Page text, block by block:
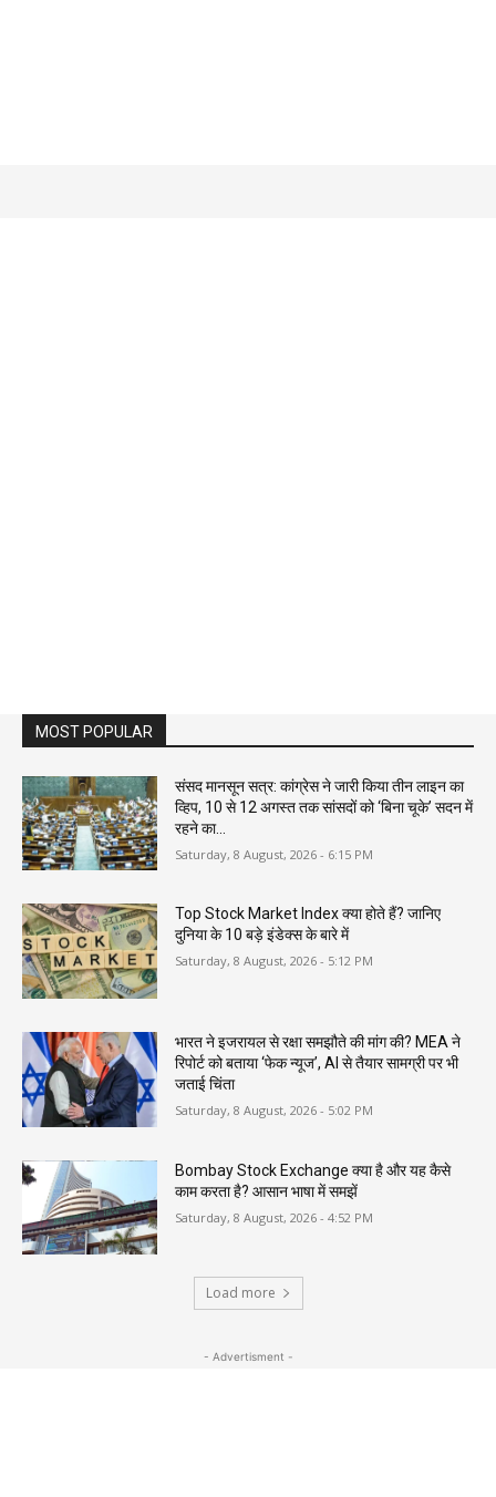
MOST POPULAR
संसद मानसून सत्र: कांग्रेस ने जारी किया तीन लाइन का
व्हिप, 10 से 12 अगस्त तक सांसदों को ‘बिना चूके’ सदन में
रहने का...
Saturday, 8 August, 2026 - 6:15 PM
Top Stock Market Index क्या होते हैं? जानिए
दुनिया के 10 बड़े इंडेक्स के बारे में
Saturday, 8 August, 2026 - 5:12 PM
भारत ने इजरायल से रक्षा समझौते की मांग की? MEA ने
रिपोर्ट को बताया ‘फेक न्यूज’, AI से तैयार सामग्री पर भी
जताई चिंता
Saturday, 8 August, 2026 - 5:02 PM
Bombay Stock Exchange क्या है और यह कैसे
काम करता है? आसान भाषा में समझें
Saturday, 8 August, 2026 - 4:52 PM
Load more
- Advertisment -